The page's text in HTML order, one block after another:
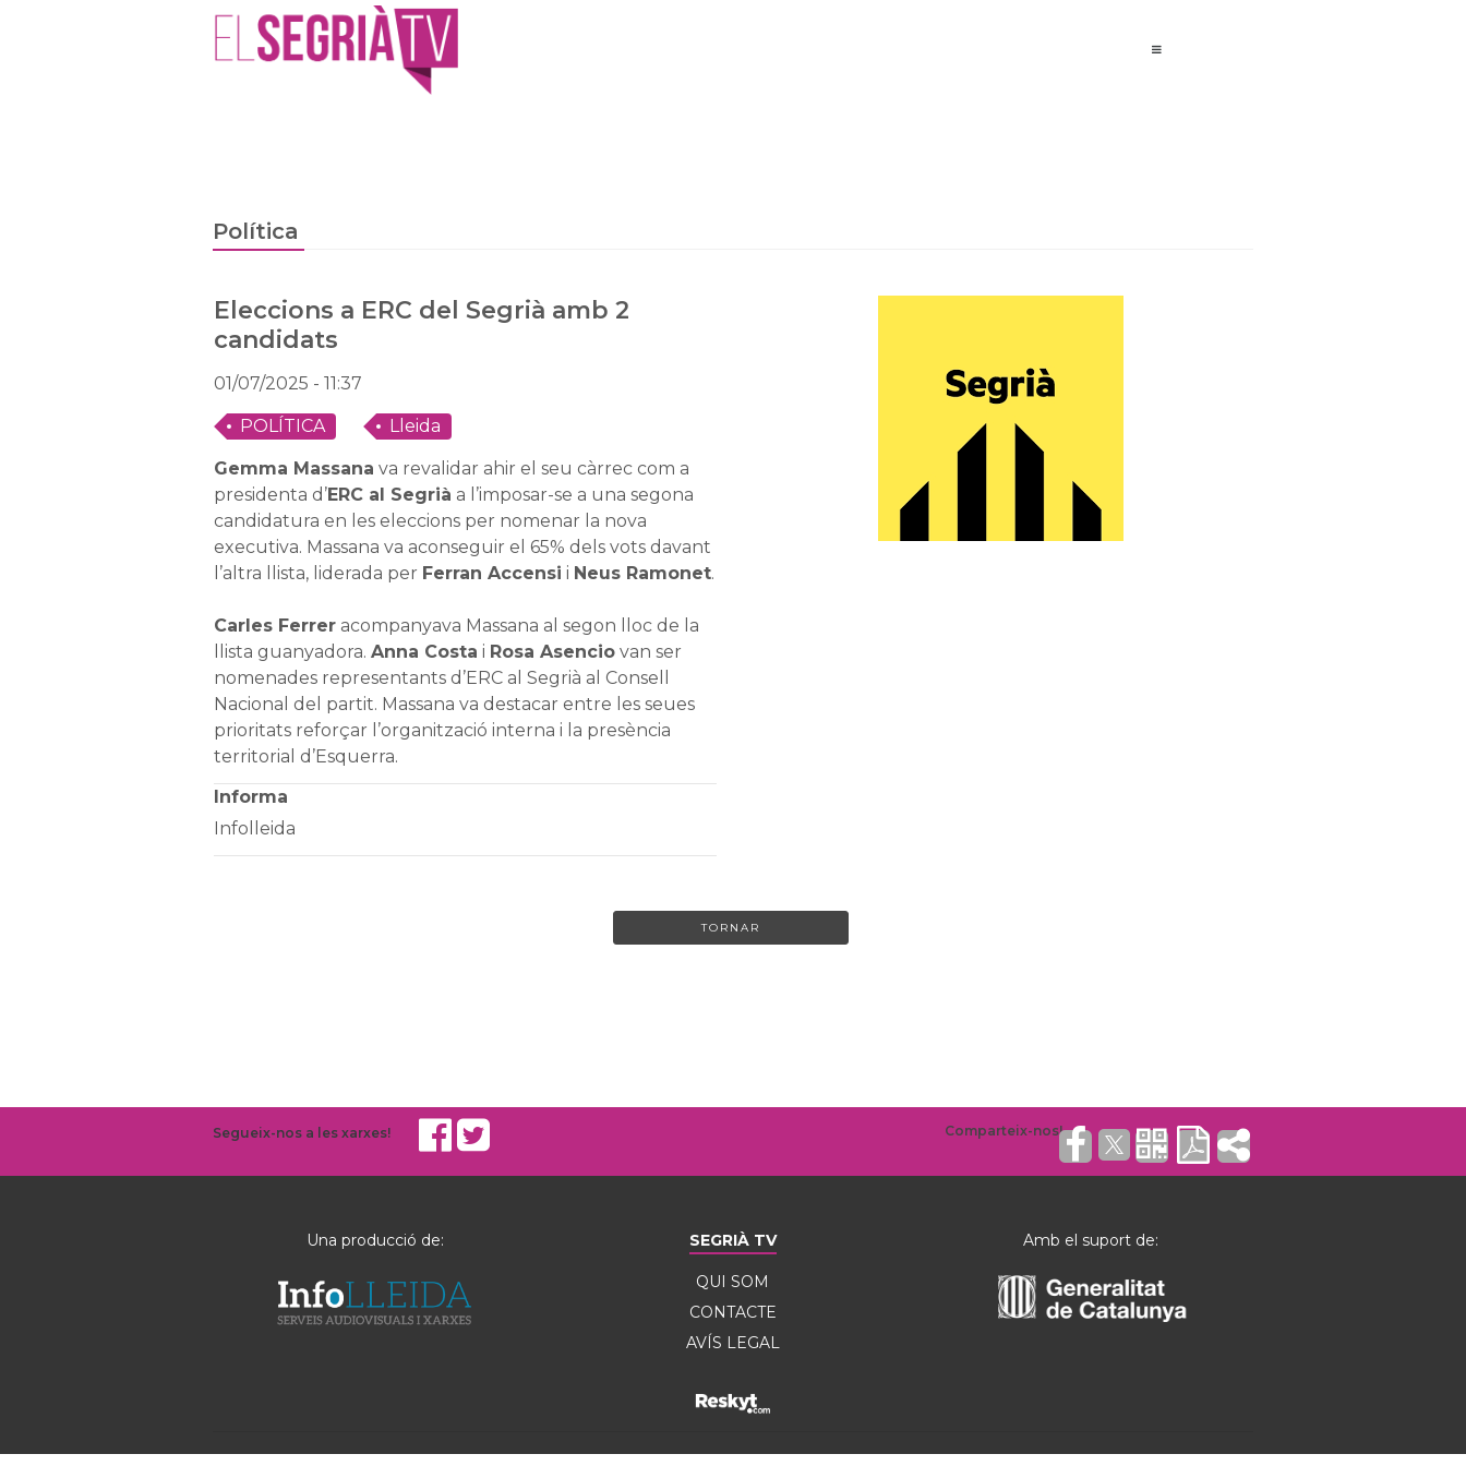
Política
Eleccions a ERC del Segrià amb 2
candidats
01/07/2025 - 11:37
POLÍTICA Lleida
Gemma Massana va revalidar ahir el seu càrrec com a
presidenta d’ERC al Segrià a l’imposar-se a una segona
candidatura en les eleccions per nomenar la nova
executiva. Massana va aconseguir el 65% dels vots davant
l’altra llista, liderada per Ferran Accensi i Neus Ramonet.
Carles Ferreracompanyava Massana al segon lloc de la
llista guanyadora. Anna Costa i Rosa Asenciovan ser
nomenades representants d’ERC al Segrià al Consell
Nacional del partit. Massana va destacar entre les seues
prioritats reforçar l’organització interna i la presència
territorial d’Esquerra.
Informa
Infolleida
TORNAR
Segueix-nos a les xarxes!
Una producció de: SEGRIÀ TV
QUI SOM
CONTACTE
AVÍS LEGAL
Amb el suport de: